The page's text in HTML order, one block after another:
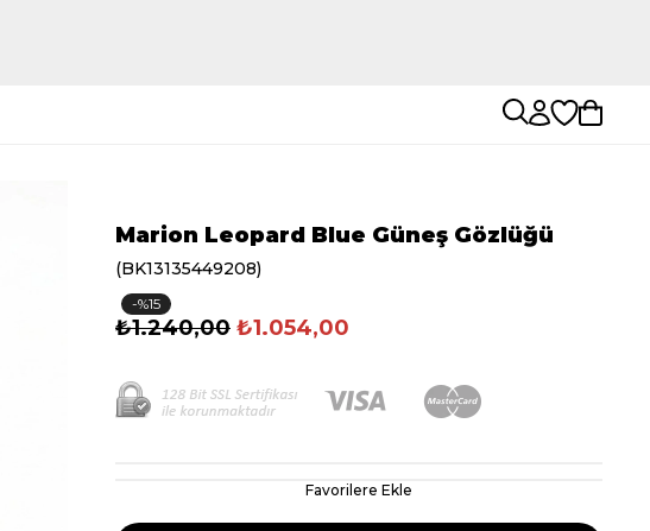
Marion Leopard Blue Güneş Gözlüğü
(BK13135449208)
15
₺1.240,00 ₺1.054,00
Favorilere Ekle